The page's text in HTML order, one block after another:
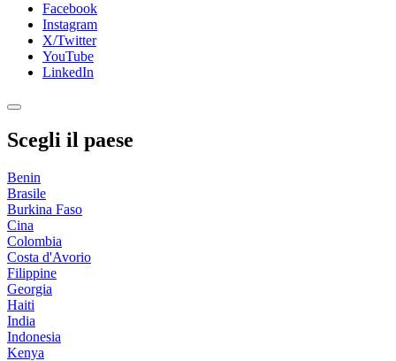
Facebook
Instagram
X/Twitter
YouTube
LinkedIn
Scegli il paese
Benin
Brasile
Burkina Faso
Cina
Colombia
Costa d'Avorio
Filippine
Georgia
Haiti
India
Indonesia
Kenya